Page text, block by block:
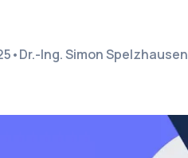
•Dr.-Ing. Simon Spelzhausen